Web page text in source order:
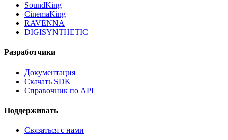
SoundKing
CinemaKing
RAVENNA
DIGISYNTHETIC
Разработчики
Документация
Скачать SDK
Справочник по API
Поддерживать
Связаться с нами